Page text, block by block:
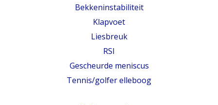
Bekkeninstabiliteit
Klapvoet
Liesbreuk
RSI
Gescheurde meniscus
Tennis/golfer elleboog